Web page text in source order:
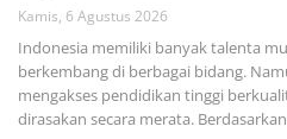
Kamis, 6 Agustus 2026
Indonesia memiliki banyak talenta
berkembang di berbagai bidang.
mengakses pendidikan tinggi
dirasakan secara merata.